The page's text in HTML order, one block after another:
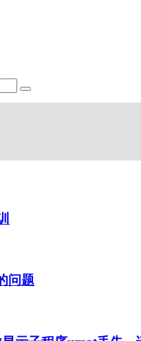
问题